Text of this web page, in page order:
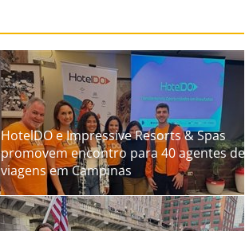
estruturação e o desenvolvimento dos
chapters latino-americanos
HotelDO e Impressive Resorts & Spas
promovem encontro para 40 agentes de
viagens em Campinas